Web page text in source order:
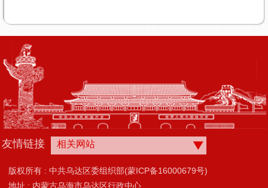
友情链接 相关网站
版权所有 : 中共乌达区委组织部(蒙ICP备16000679号)
地址 : 内蒙古乌海市乌达区行政中心